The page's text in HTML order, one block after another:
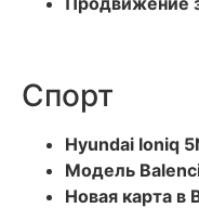
Спорт
Hyundai Ioniq
Модель
Новая карта в